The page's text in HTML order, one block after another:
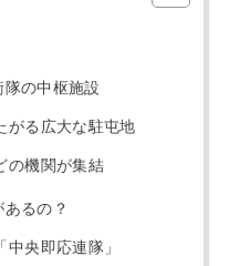
の中枢施設
がる広大な駐屯地
の機関が集結
るの？
央即応連隊」